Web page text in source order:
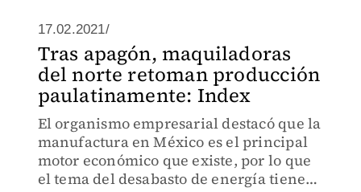
17.02.2021/
Tras apagón, maquiladoras
del norte retoman producción
paulatinamente: Index
El organismo empresarial destacó que la
manufactura en México es el principal
motor económico que existe, por lo que
el tema del desabasto de energía tiene